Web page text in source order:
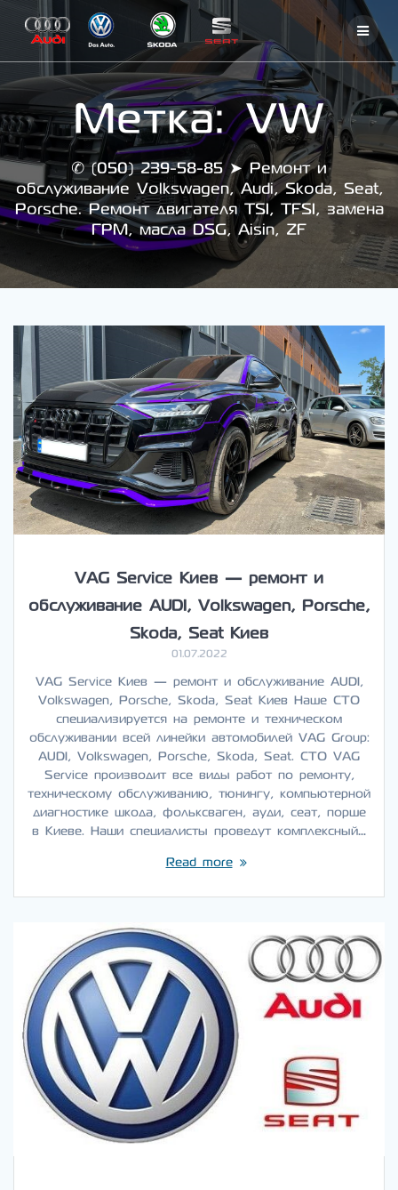
Skip
content
Метка:VW
✆ (050) 239-58-85 ➤ Ремонт и
обслуживание Volkswagen, Audi, Skoda, Seat,
Porsche. Ремонт двигателя TSI, TFSI, замена
ГРМ, масла DSG, Aisin, ZF
VAG Service Киев — ремонт и
обслуживание AUDI, Volkswagen, Porsche,
Skoda, Seat Киев
01.07.2022
VAG Service Киев — ремонт и обслуживание AUDI,
Volkswagen, Porsche, Skoda, Seat Киев Наше СТО
специализируется на ремонте и техническом
обслуживании всей линейки автомобилей VAG Group:
AUDI, Volkswagen, Porsche, Skoda, Seat. СТО VAG
Service производит все виды работ по ремонту,
техническому обслуживанию, тюнингу, компьютерной
диагностике шкода, фольксваген, ауди, сеат, порше
в Киеве. Наши специалисты проведут комплексный…
Read more